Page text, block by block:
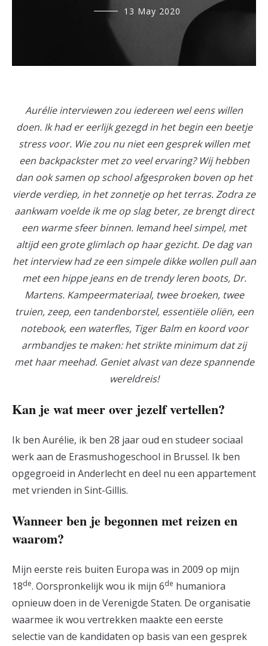
Andes
Prado
Hernandez
13 May 2020
Aurélie interviewen zou iedereen wel eens willen
doen. Ik had er eerlijk gezegd in het begin een beetje
stress voor. Wie zou nu niet een gesprek willen met
een backpackster met zo veel ervaring? Wij hebben
dan ook samen op school afgesproken boven op het
vierde verdiep, in het zonnetje op het terras. Zodra ze
aankwam voelde ik me op slag beter, ze brengt direct
een warme sfeer binnen. Iemand heel simpel, met
altijd een grote glimlach op haar gezicht. De dag van
het interview had ze een simpele dikke wollen pull aan
met een hippe jeans en de trendy leren boots, Dr.
Martens. Kampeermateriaal, twee broeken, twee
truien, zeep, een tandenborstel, essentiële oliën, een
notebook, een waterfles, Tiger Balm en koord voor
armbandjes te maken: het strikte minimum dat zij
met haar meehad. Geniet alvast van deze spannende
wereldreis!
Kan je wat meer over jezelf vertellen?
Ik ben Aurélie, ik ben 28 jaar oud en studeer sociaal
werk aan de Erasmushogeschool in Brussel. Ik ben
opgegroeid in Anderlecht en deel nu een appartement
met vrienden in Sint-Gillis.
Wanneer ben je begonnen met reizen en
waarom?
Mijn eerste reis buiten Europa was in 2009 op mijn
18de. Oorspronkelijk wou ik mijn 6de humaniora
opnieuw doen in de Verenigde Staten. De organisatie
waarmee ik wou vertrekken maakte een eerste
selectie van de kandidaten op basis van een gesprek